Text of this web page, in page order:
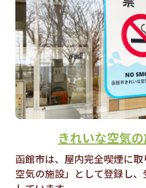
きれいな空気の
函館市は、屋内完全喫煙に
空気の施設」として登録し